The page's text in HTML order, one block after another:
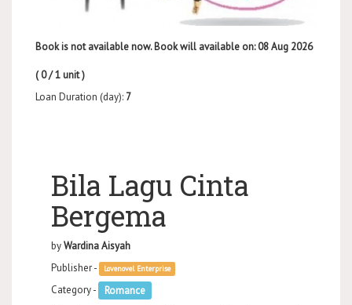
Book is not available now. Book will available on: 08 Aug 2026
( 0 / 1 unit )
Loan Duration (day): 7
Bila Lagu Cinta
Bergema
byWardina Aisyah
Publisher -
Lovenovel Enterprise
Category - Romance